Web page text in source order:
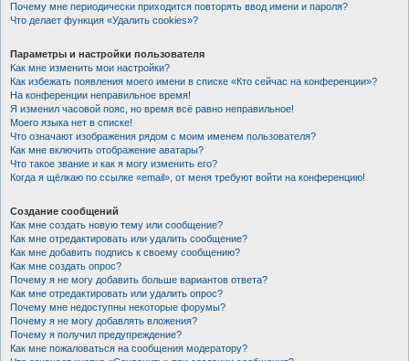
Почему мне периодически приходится повторять ввод имени и пароля?
Что делает функция «Удалить cookies»?
Параметры и настройки пользователя
Как мне изменить мои настройки?
Как избежать появления моего имени в списке «Кто сейчас на конференции»?
На конференции неправильное время!
Я изменил часовой пояс, но время всё равно неправильное!
Моего языка нет в списке!
Что означают изображения рядом с моим именем пользователя?
Как мне включить отображение аватары?
Что такое звание и как я могу изменить его?
Когда я щёлкаю по ссылке «email», от меня требуют войти на конференцию!
Создание сообщений
Как мне создать новую тему или сообщение?
Как мне отредактировать или удалить сообщение?
Как мне добавить подпись к своему сообщению?
Как мне создать опрос?
Почему я не могу добавить больше вариантов ответа?
Как мне отредактировать или удалить опрос?
Почему мне недоступны некоторые форумы?
Почему я не могу добавлять вложения?
Почему я получил предупреждение?
Как мне пожаловаться на сообщения модератору?